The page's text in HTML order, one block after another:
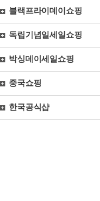
블랙프라이데이쇼핑
독립기념일세일쇼핑
박싱데이세일쇼핑
중국쇼핑
한국공식샵